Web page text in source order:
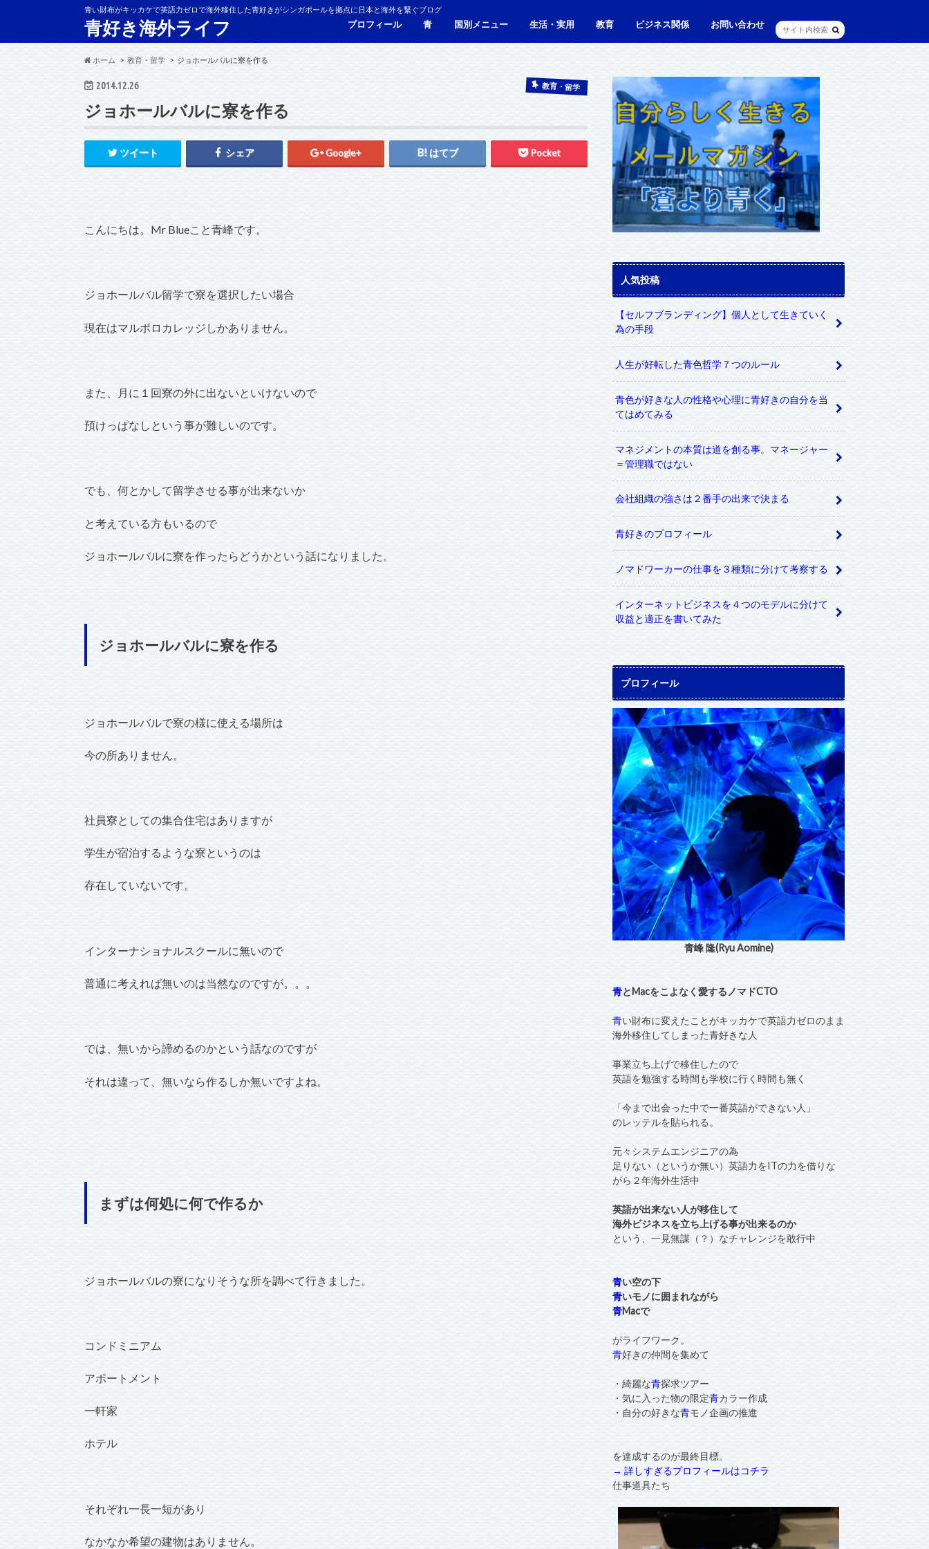
青い財布がキッカケで英語力ゼロで海外移住した青好きがシンガポールを拠点に日本と海外を繋ぐブログ
青好き海外ライフ プロフィール 青 国別メニュー 生活・実用 教育 ビジネス関係 お問い合わせ
ホーム 教育・留学 ジョホールバルに寮を作る
2014.12.26 教育・留学
ジョホールバルに寮を作る
ツイート シェア Google+ はてブ Pocket
こんにちは。Mr Blueこと青峰です。
ジョホールバル留学で寮を選択したい場合
現在はマルボロカレッジしかありません。
また、月に１回寮の外に出ないといけないので
預けっぱなしという事が難しいのです。
でも、何とかして留学させる事が出来ないか
と考えている方もいるので
ジョホールバルに寮を作ったらどうかという話になりました。
ジョホールバルに寮を作る
ジョホールバルで寮の様に使える場所は
今の所ありません。
社員寮としての集合住宅はありますが
学生が宿泊するような寮というのは
存在していないです。
インターナショナルスクールに無いので
普通に考えれば無いのは当然なのですが。。。
では、無いから諦めるのかという話なのですが
それは違って、無いなら作るしか無いですよね。
まずは何処に何で作るか
ジョホールバルの寮になりそうな所を調べて行きました。
コンドミニアム
アポートメント
一軒家
ホテル
それぞれ一長一短があり
なかなか希望の建物はありません。
人気投稿
【セルフブランディング】個人として生きていく
為の手段
人生が好転した青色哲学７つのルール
青色が好きな人の性格や心理に青好きの自分を当
てはめてみる
マネジメントの本質は道を創る事。マネージャー
＝管理職ではない
会社組織の強さは２番手の出来で決まる
青好きのプロフィール
ノマドワーカーの仕事を３種類に分けて考察する
インターネットビジネスを４つのモデルに分けて
収益と適正を書いてみた
プロフィール
青峰 隆(Ryu Aomine)
青とMacをこよなく愛するノマドCTO
青い財布に変えたことがキッカケで英語力ゼロのまま
海外移住してしまった青好きな人
事業立ち上げで移住したので
英語を勉強する時間も学校に行く時間も無く
「今まで出会った中で一番英語ができない人」
のレッテルを貼られる。
元々システムエンジニアの為
足りない（というか無い）英語力をITの力を借りな
がら２年海外生活中
英語が出来ない人が移住して
海外ビジネスを立ち上げる事が出来るのか
という、一見無謀（？）なチャレンジを敢行中
青い空の下
青いモノに囲まれながら
青Macで
がライフワーク。
青好きの仲間を集めて
・綺麗な青探求ツアー
・気に入った物の限定青カラー作成
・自分の好きな青モノ企画の推進
を達成するのが最終目標。
→ 詳しすぎるプロフィールはコチラ
仕事道具たち